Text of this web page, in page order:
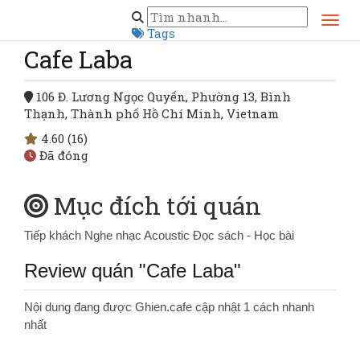
Tags
Hồ Chí Minh
Cafe Laba
106 Đ. Lương Ngọc Quyến, Phường 13, Bình
Thạnh, Thành phố Hồ Chí Minh, Vietnam
4.60 (16)
Đã đóng
Mục đích tới quán
Tiếp khách Nghe nhạc Acoustic Đọc sách - Học bài
Review quán "Cafe Laba"
Nội dung đang được Ghien.cafe cập nhật 1 cách nhanh
nhất